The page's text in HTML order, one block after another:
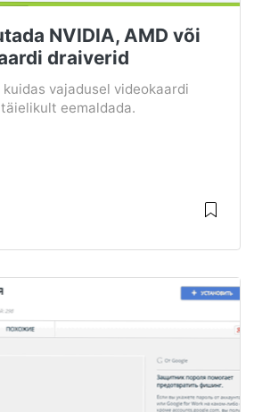
NVIDIA, AMD või
draiverid
vajadusel videokaardi
eemaldada.